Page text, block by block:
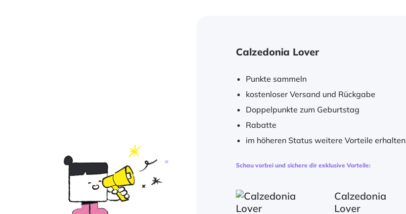
Calzedonia Lover
Punkte sammeln
kostenloser Versand und Rückgabe
Doppelpunkte zum Geburtstag
Rabatte
im höheren Status weitere Vorteile erhalten
Schau vorbei und sichere dir exklusive Vorteile:
Calzedonia
Lover